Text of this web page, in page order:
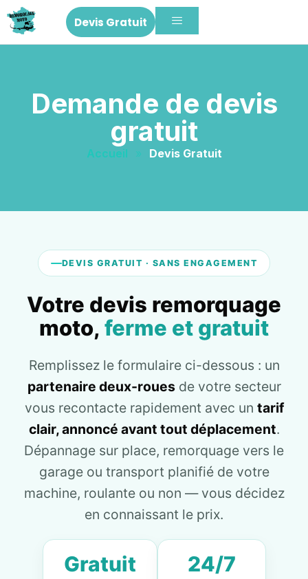
Devis Gratuit
Demande de devis
gratuit
Accueil » Devis Gratuit
DEVIS GRATUIT · SANS ENGAGEMENT
Votre devis remorquage
moto, ferme et gratuit
Remplissez le formulaire ci-dessous : un
partenaire deux-rouesde votre secteur
vous recontacte rapidement avec un tarif
clair, annoncé avant tout déplacement.
Dépannage sur place, remorquage vers le
garage ou transport planifié de votre
machine, roulante ou non — vous décidez
en connaissant le prix.
Gratuit 24/7